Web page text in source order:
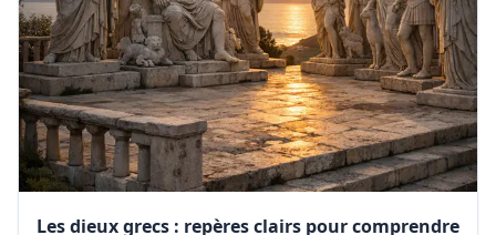
Les dieux grecs : repères clairs pour comprendre